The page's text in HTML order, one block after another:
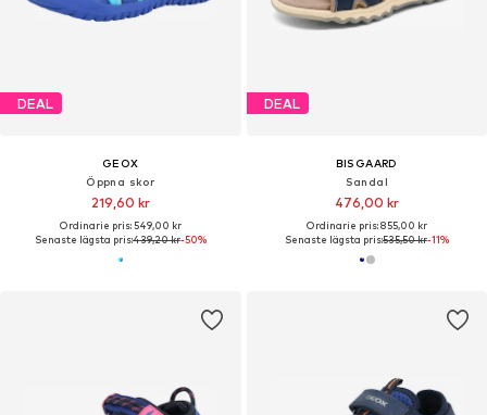
DEAL
GEOX
Öppna skor
219,60 kr
Ordinarie pris: 549,00 kr
Senaste lägsta pris:439,20 kr-50%
DEAL
BISGAARD
Sandal
476,00 kr
Ordinarie pris: 855,00 kr
Senaste lägsta pris:535,50 kr-11%